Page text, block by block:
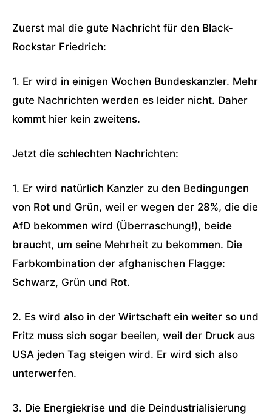
Zuerst mal die gute Nachricht für den Black-
Rockstar Friedrich:
1. Er wird in einigen Wochen Bundeskanzler. Mehr
gute Nachrichten werden es leider nicht. Daher
kommt hier kein zweitens.
Jetzt die schlechten Nachrichten:
1. Er wird natürlich Kanzler zu den Bedingungen
von Rot und Grün, weil er wegen der 28%, die die
AfD bekommen wird (Überraschung!), beide
braucht, um seine Mehrheit zu bekommen. Die
Farbkombination der afghanischen Flagge:
Schwarz, Grün und Rot.
2. Es wird also in der Wirtschaft ein weiter so und
Fritz muss sich sogar beeilen, weil der Druck aus
USA jeden Tag steigen wird. Er wird sich also
unterwerfen.
3. Die Energiekrise und die Deindustrialisierung